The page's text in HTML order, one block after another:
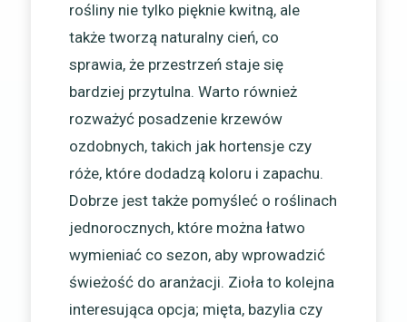
rośliny nie tylko pięknie kwitną, ale
także tworzą naturalny cień, co
sprawia, że przestrzeń staje się
bardziej przytulna. Warto również
rozważyć posadzenie krzewów
ozdobnych, takich jak hortensje czy
róże, które dodadzą koloru i zapachu.
Dobrze jest także pomyśleć o roślinach
jednorocznych, które można łatwo
wymieniać co sezon, aby wprowadzić
świeżość do aranżacji. Zioła to kolejna
interesująca opcja; mięta, bazylia czy